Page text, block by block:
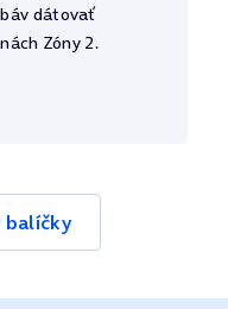
dátovať
Zóny 2.